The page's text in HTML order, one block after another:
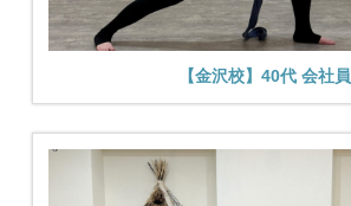
【金沢校】40代 会社員